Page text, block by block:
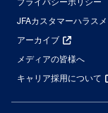
JFAカスタマーハラス
アーカイブ
メディアの皆様へ
キャリア採用について